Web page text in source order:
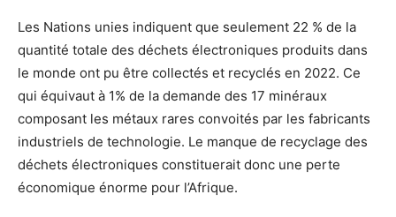
Les Nations unies indiquent que seulement 22 % de la
quantité totale des déchets électroniques produits dans
le monde ont pu être collectés et recyclés en 2022. Ce
qui équivaut à 1% de la demande des 17 minéraux
composant les métaux rares convoités par les fabricants
industriels de technologie. Le manque de recyclage des
déchets électroniques constituerait donc une perte
économique énorme pour l’Afrique.